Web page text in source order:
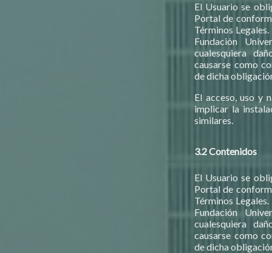
El Usuario se
Portal de
Términos
Fundación
cualesquiera
causarse como
de dicha
El acceso, uso y
implicar la
similares.
3.2 Contenidos
El Usuario se
Portal de
Términos
Fundación
cualesquiera
causarse como
de dicha